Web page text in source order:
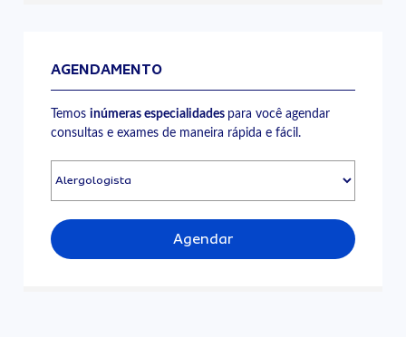
AGENDAMENTO
Temosinúmeras especialidades para você agendar
consultas e exames de maneira rápida e fácil.
Agendar